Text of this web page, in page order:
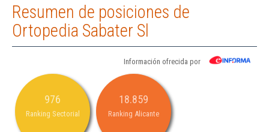
Resumen de posiciones de
Ortopedia Sabater Sl
Información ofrecida por
976
Ranking Sectorial
18.859
Ranking Alicante